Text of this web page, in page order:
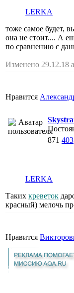
LERKA
тоже самое будет,
она не стоит.... А
по сравнению с
Изменено 29.12.18
Нравится
871 403
LERKA
Таких креветок
красный) мелочь
Нравится